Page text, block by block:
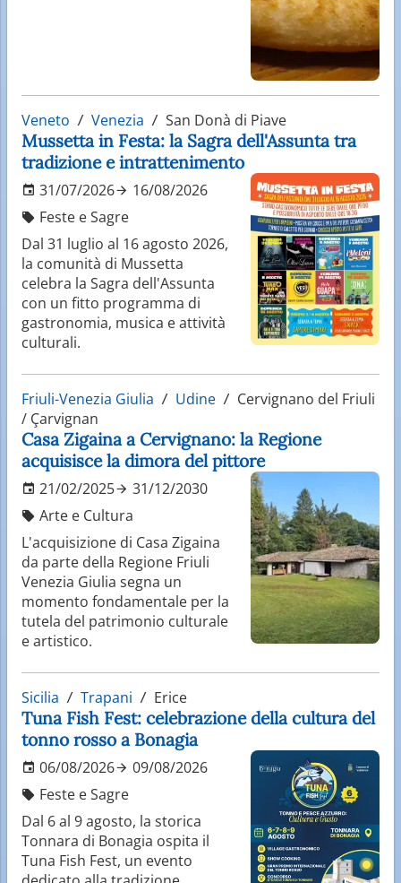
Veneto Venezia San Donà di Piave
Mussetta in Festa: la Sagra dell'Assunta tra
tradizione e intrattenimento
31/07/2026
16/08/2026
Feste e Sagre
Dal 31 luglio al 16 agosto 2026,
la comunità di Mussetta
celebra la Sagra dell'Assunta
con un fitto programma di
gastronomia, musica e attività
culturali.
Friuli-Venezia Giulia Udine
Cervignano del Friuli
/ Çarvignan
Casa Zigaina a Cervignano: la Regione
acquisisce la dimora del pittore
21/02/2025
31/12/2030
Arte e Cultura
L'acquisizione di Casa Zigaina
da parte della Regione Friuli
Venezia Giulia segna un
momento fondamentale per la
tutela del patrimonio culturale
e artistico.
Sicilia Trapani Erice
Tuna Fish Fest: celebrazione della cultura del
tonno rosso a Bonagia
06/08/2026
09/08/2026
Feste e Sagre
Dal 6 al 9 agosto, la storica
Tonnara di Bonagia ospita il
Tuna Fish Fest, un evento